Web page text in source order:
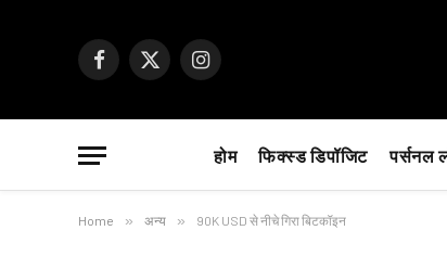
Facebook
X
Instagram
होम फिक्स्ड डिपॉजिट पर्सनल
Home » अन्य » 90K USD से नीचे गिरा बिटकॉइन